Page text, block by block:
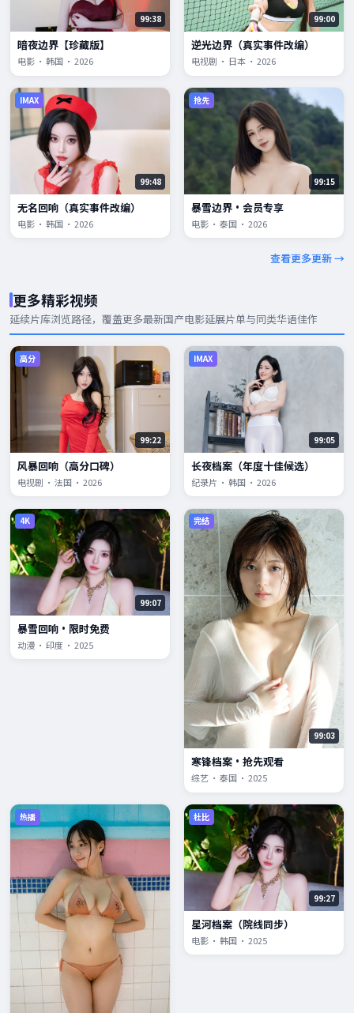
99:38
暗夜边界【珍藏版】
电影 · 韩国 · 2026
99:00
逆光边界（真实事件改编）
电视剧 · 日本 · 2026
IMAX
99:48
无名回响（真实事件改编）
电影 · 韩国 · 2026
抢先
99:15
暴雪边界·会员专享
电影 · 泰国 · 2026
查看更多更新 →
更多精彩视频
延续片库浏览路径，覆盖更多最新国产电影延展片单与同类华语佳作
高分
99:22
风暴回响（高分口碑）
电视剧 · 法国 · 2026
IMAX
99:05
长夜档案（年度十佳候选）
纪录片 · 韩国 · 2026
4K
99:07
暴雪回响·限时免费
动漫 · 印度 · 2025
完结
99:03
寒锋档案·抢先观看
综艺 · 泰国 · 2025
热播 杜比
99:27
星河档案（院线同步）
电影 · 韩国 · 2025